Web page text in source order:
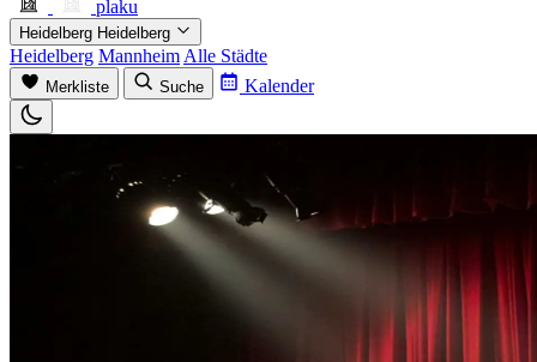
plaku
Heidelberg Heidelberg
Heidelberg Mannheim Alle Städte
Merkliste Suche Kalender